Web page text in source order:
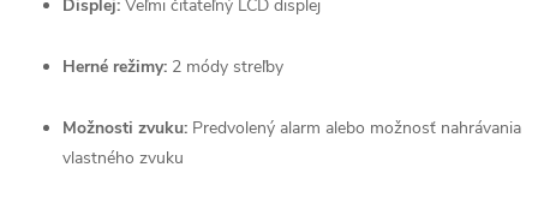
Displej: Veľmi čitateľný LCD displej
Herné režimy: 2 módy streľby
Možnosti zvuku: Predvolený alarm alebo možnosť nahrávania
vlastného zvuku